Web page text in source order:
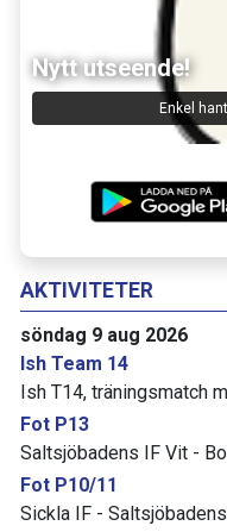
Nytt utseende!
Enkel
AKTIVITETER
söndag 9 aug 2026
Ish Team 14
Ish T14, träningsmatch
Fot P13
Saltsjöbadens IF Vit -
Fot P10/11
Sickla IF -